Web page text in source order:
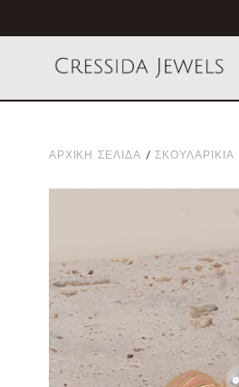
ΑΡΧΙΚΗ ΣΕΛΙΔΑ / ΣΚΟΥΛΑΡΙΚΙΑ